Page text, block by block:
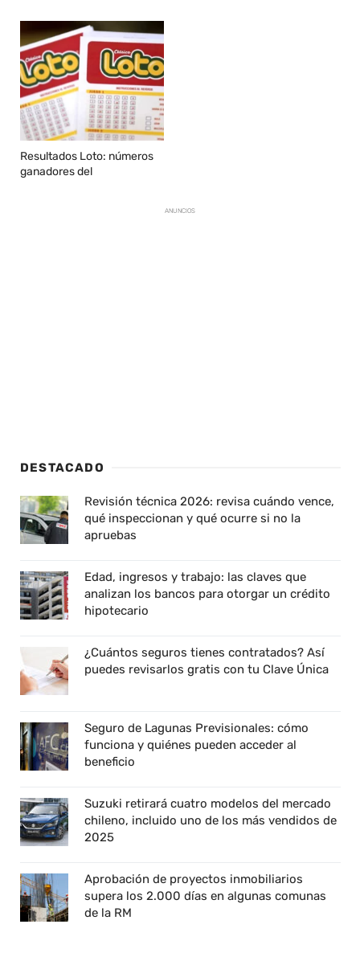
Resultados Loto: números
ganadores del
ANUNCIOS
DESTACADO
Revisión técnica 2026: revisa cuándo vence,
qué inspeccionan y qué ocurre si no la
apruebas
Edad, ingresos y trabajo: las claves que
analizan los bancos para otorgar un crédito
hipotecario
¿Cuántos seguros tienes contratados? Así
puedes revisarlos gratis con tu Clave Única
Seguro de Lagunas Previsionales: cómo
funciona y quiénes pueden acceder al
beneficio
Suzuki retirará cuatro modelos del mercado
chileno, incluido uno de los más vendidos de
2025
Aprobación de proyectos inmobiliarios
supera los 2.000 días en algunas comunas
de la RM